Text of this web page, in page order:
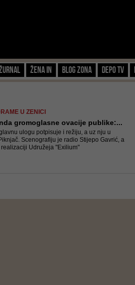
Žena IN Blog zona Depo TV
U ZENICI
gromoglasne ovacije publike:...
ulogu potpisuje i režiju, a uz nju u
Scenografiju je radio Stijepo Gavrić, a
Udružeja "Exilium"